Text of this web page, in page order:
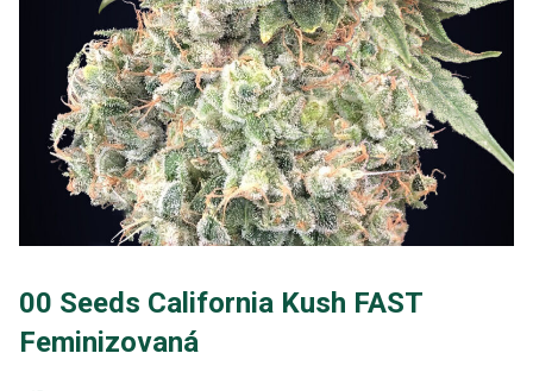
00 Seeds California Kush FAST
Feminizovaná